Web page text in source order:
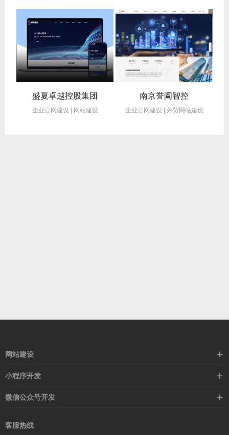
盛夏卓越控股集团
企业官网建设 | 网站建设
南京誉阖智控
企业官网建设 | 外贸网站建设
网站建设
标准化网站建设
外贸模板站
小程序开发
营销活动
在线商城
微信公众号开发
客服热线